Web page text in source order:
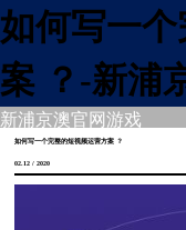
如何写一
案 ？-新浦
新浦京澳官网游戏
如何写一个完整的短视频运营方案 ？
02.12 / 2020